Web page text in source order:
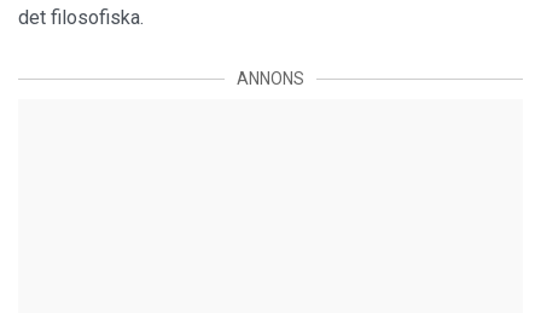
det filosofiska.
ANNONS